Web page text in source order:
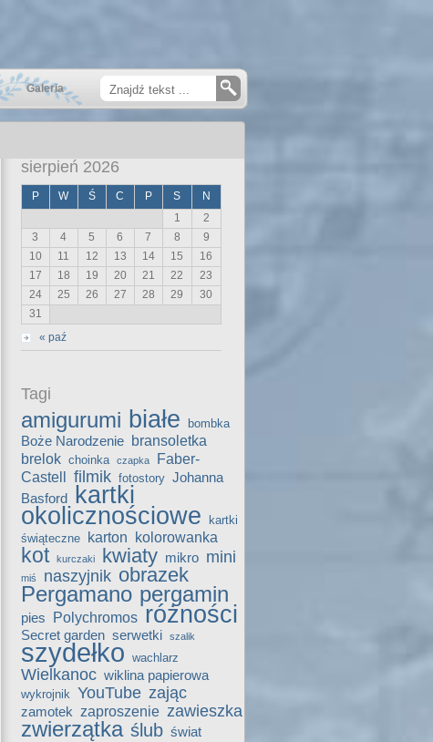
Galeria
sierpień 2026
P W Ś C P S
N
1
2
3
4 5 6 7 8
9
10
11 12 13 14 15
16
17
18 19 20 21 22
23
24
25 26 27 28 29
30
31
« paź
Tagi
amigurumi białe bombka
Boże Narodzenie bransoletka
brelok choinka czapka
Faber-
Castell filmik fotostory Johanna
Basford
kartki
okolicznościowe
kartki
świąteczne
karton kolorowanka
kot kurczaki kwiaty mikro mini
miś naszyjnik obrazek
Pergamano pergamin
pies Polychromos różności
Secret garden serwetki szalik
szydełko wachlarz
Wielkanoc wiklina papierowa
wykrojnik YouTube zając
zamotek zaproszenie zawieszka
zwierzątka ślub świat